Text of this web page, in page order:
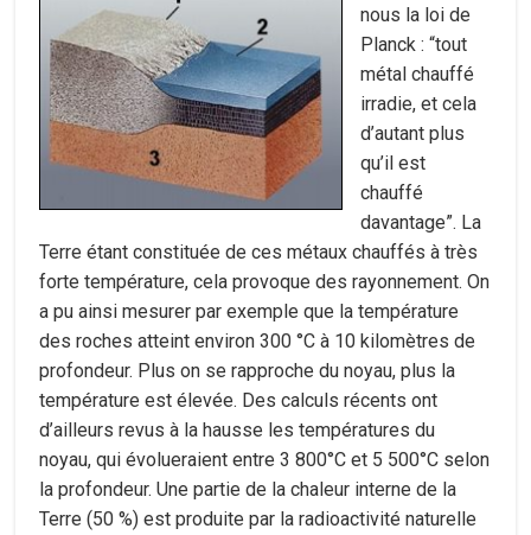
nous la loi de
Planck : “tout
métal chauffé
irradie, et cela
d’autant plus
qu’il est
chauffé
davantage”. La
Terre étant constituée de ces métaux chauffés à très
forte température, cela provoque des rayonnement. On
a pu ainsi mesurer par exemple que la température
des roches atteint environ 300 °C à 10 kilomètres de
profondeur. Plus on se rapproche du noyau, plus la
température est élevée. Des calculs récents ont
d’ailleurs revus à la hausse les températures du
noyau, qui évolueraient entre 3 800°C et 5 500°C selon
la profondeur. Une partie de la chaleur interne de la
Terre (50 %) est produite par la radioactivité naturelle